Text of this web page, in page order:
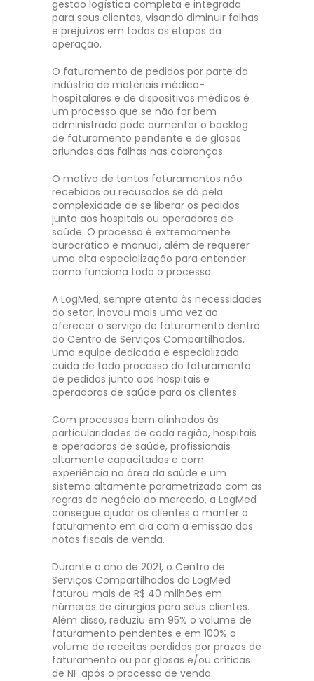
gestão logística completa e integrada
para seus clientes, visando diminuir falhas
e prejuízos em todas as etapas da
operação.
O faturamento de pedidos por parte da
indústria de materiais médico-
hospitalares e de dispositivos médicos é
um processo que se não for bem
administrado pode aumentar o backlog
de faturamento pendente e de glosas
oriundas das falhas nas cobranças.
O motivo de tantos faturamentos não
recebidos ou recusados se dá pela
complexidade de se liberar os pedidos
junto aos hospitais ou operadoras de
saúde. O processo é extremamente
burocrático e manual, além de requerer
uma alta especialização para entender
como funciona todo o processo.
A LogMed, sempre atenta às necessidades
do setor, inovou mais uma vez ao
oferecer o serviço de faturamento dentro
do Centro de Serviços Compartilhados.
Uma equipe dedicada e especializada
cuida de todo processo do faturamento
de pedidos junto aos hospitais e
operadoras de saúde para os clientes.
Com processos bem alinhados às
particularidades de cada região, hospitais
e operadoras de saúde, profissionais
altamente capacitados e com
experiência na área da saúde e um
sistema altamente parametrizado com as
regras de negócio do mercado, a LogMed
consegue ajudar os clientes a manter o
faturamento em dia com a emissão das
notas fiscais de venda.
Durante o ano de 2021, o Centro de
Serviços Compartilhados da LogMed
faturou mais de R$ 40 milhões em
números de cirurgias para seus clientes.
Além disso, reduziu em 95% o volume de
faturamento pendentes e em 100% o
volume de receitas perdidas por prazos de
faturamento ou por glosas e/ou críticas
de NF após o processo de venda.